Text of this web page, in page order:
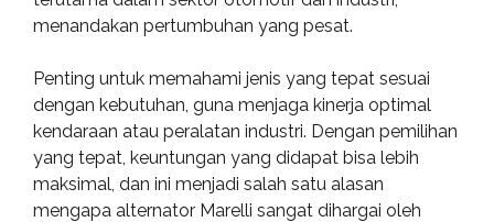
menandakan pertumbuhan yang pesat.
Penting untuk memahami jenis yang tepat sesuai
dengan kebutuhan, guna menjaga kinerja optimal
kendaraan atau peralatan industri. Dengan pemilihan
yang tepat, keuntungan yang didapat bisa lebih
maksimal, dan ini menjadi salah satu alasan
mengapa alternator Marelli sangat dihargai oleh